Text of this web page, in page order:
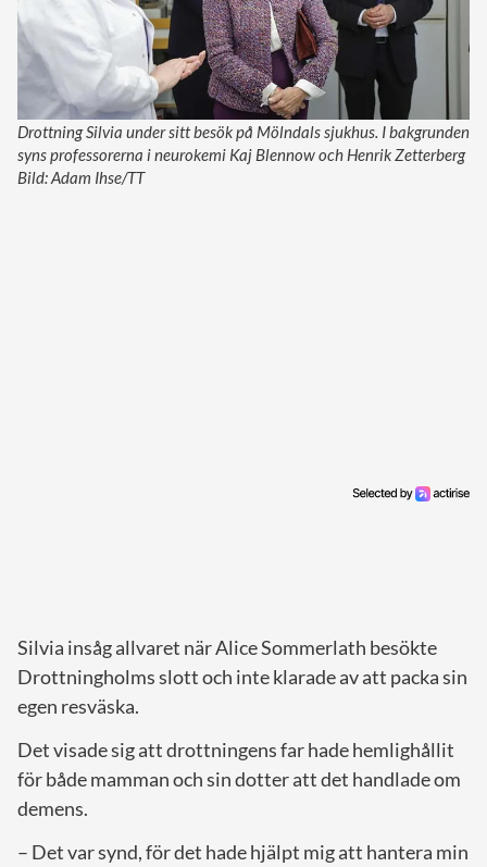
Drottning Silvia under sitt besök på Mölndals sjukhus. I bakgrunden
syns professorerna i neurokemi Kaj Blennow och Henrik Zetterberg
Bild: Adam Ihse/TT
Silvia insåg allvaret när Alice Sommerlath besökte
Drottningholms slott och inte klarade av att packa sin
egen resväska.
Det visade sig att drottningens far hade hemlighållit
för både mamman och sin dotter att det handlade om
demens.
– Det var synd, för det hade hjälpt mig att hantera min